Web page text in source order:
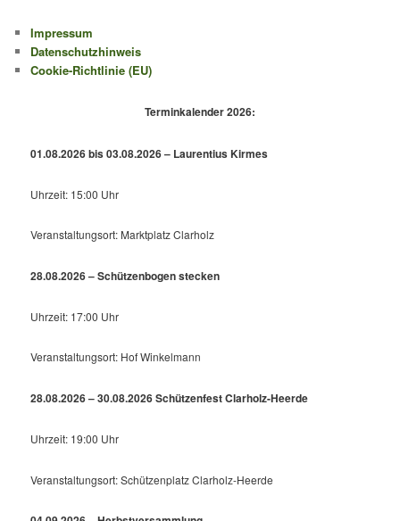
Impressum
Datenschutzhinweis
Cookie-Richtlinie (EU)
Terminkalender 2026:
01.08.2026 bis 03.08.2026 – Laurentius Kirmes
Uhrzeit: 15:00 Uhr
Veranstaltungsort: Marktplatz Clarholz
28.08.2026 – Schützenbogen stecken
Uhrzeit: 17:00 Uhr
Veranstaltungsort: Hof Winkelmann
28.08.2026 – 30.08.2026 Schützenfest Clarholz-Heerde
Uhrzeit: 19:00 Uhr
Veranstaltungsort: Schützenplatz Clarholz-Heerde